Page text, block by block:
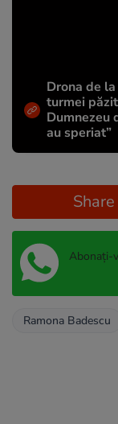
Drona de
turmei
Dumnezeu
au speriat”
Share
Abonați-
Ramona Badescu